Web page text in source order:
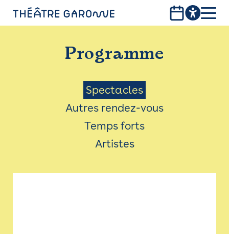
PROGRAMME
INFOS PRATIQUES
AVEC LES PUBLICS
ACCESSIBILITÉ
LES PRODUCTIONS
Programme
Menu
Saison
Spectacles
Autres rendez-vous
Temps forts
Artistes